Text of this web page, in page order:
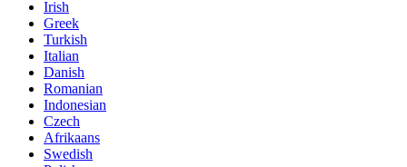
Irish
Greek
Turkish
Italian
Danish
Romanian
Indonesian
Czech
Afrikaans
Swedish